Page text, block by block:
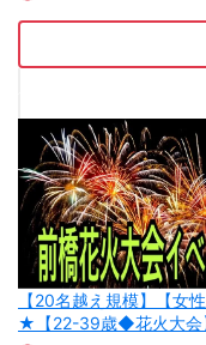
【20名越え規模】【
★【22-39歳◆花火大会